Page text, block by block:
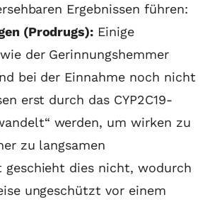
Ergebnissen führen:
(Prodrugs): Einige
der Gerinnungshemmer
bei der Einnahme noch nicht
erst durch das CYP2C19-
werden, um wirken zu
zu langsamen
geschieht dies nicht, wodurch
ungeschützt vor einem